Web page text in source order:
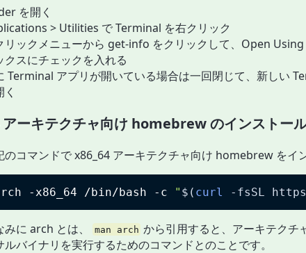
を開く
> Utilities で Terminal を右クリック
リックメニューから get-info をクリックして、Open
クスにチェックを入れる
Terminal アプリが開いている場合は一回閉じて、新しい
アーキテクチャ向け homebrew のインストー
のコマンドで x86_64 アーキテクチャ向け homebrew をイ
-x86_64 /bin/bash -c " $( curl -fsSL
みに arch とは、 man arch から引用すると、アーキテクチ
ルバイナリを実行するためのコマンドとのことです。